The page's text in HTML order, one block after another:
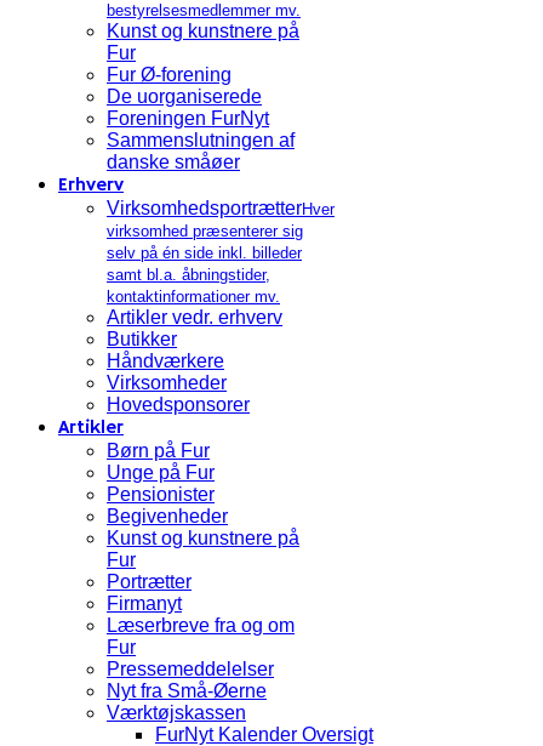
bestyrelsesmedlemmer mv.
Kunst og kunstnere på
Fur
Fur Ø-forening
De uorganiserede
Foreningen FurNyt
Sammenslutningen af
danske småøer
Erhverv
VirksomhedsportrætterHver
virksomhed præsenterer sig
selv på én side inkl. billeder
samt bl.a. åbningstider,
kontaktinformationer mv.
Artikler vedr. erhverv
Butikker
Håndværkere
Virksomheder
Hovedsponsorer
Artikler
Børn på Fur
Unge på Fur
Pensionister
Begivenheder
Kunst og kunstnere på
Fur
Portrætter
Firmanyt
Læserbreve fra og om
Fur
Pressemeddelelser
Nyt fra Små-Øerne
Værktøjskassen
FurNyt Kalender Oversigt